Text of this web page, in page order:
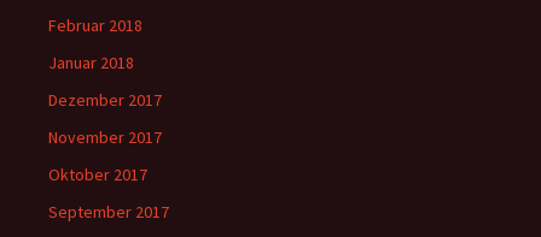
Februar 2018
Januar 2018
Dezember 2017
November 2017
Oktober 2017
September 2017